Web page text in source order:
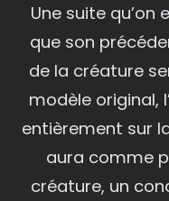
Une suite
que son
de la créature
modèle original,
entièrement sur
aura comme
créature, un